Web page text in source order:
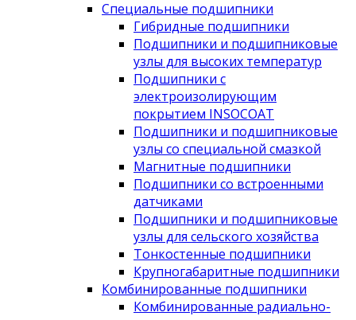
Специальные подшипники
Гибридные подшипники
Подшипники и подшипниковые
узлы для высоких температур
Подшипники с
электроизолирующим
покрытием INSOCOAT
Подшипники и подшипниковые
узлы со специальной смазкой
Магнитные подшипники
Подшипники со встроенными
датчиками
Подшипники и подшипниковые
узлы для сельского хозяйства
Тонкостенные подшипники
Крупногабаритные подшипники
Комбинированные подшипники
Комбинированные радиально-